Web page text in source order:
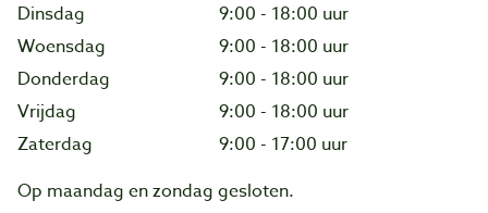
Dinsdag
9:00 - 18:00 uur
Woensdag
9:00 - 18:00 uur
Donderdag
9:00 - 18:00 uur
Vrijdag
9:00 - 18:00 uur
Zaterdag
9:00 - 17:00 uur
Op maandag en zondag gesloten.